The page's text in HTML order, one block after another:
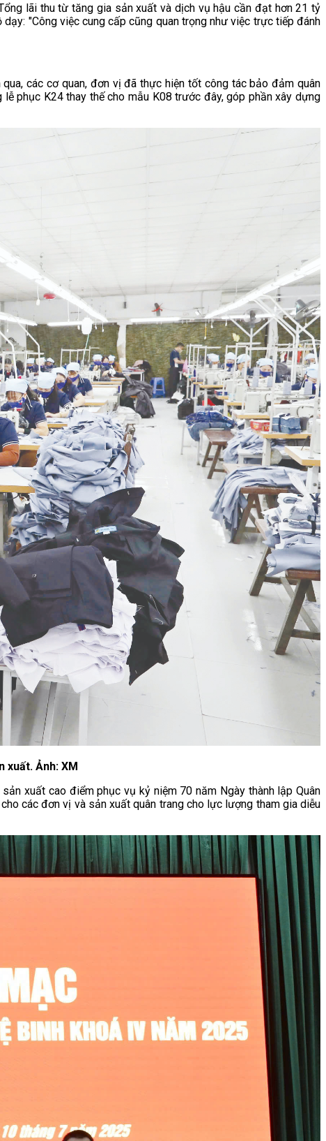
lãi thu từ tăng gia sản xuất và dịch vụ hậu cần đạt hơn 21 tỷ
"Công việc cung cấp cũng quan trọng như việc trực tiếp đánh
các cơ quan, đơn vị đã thực hiện tốt công tác bảo đảm quân
phục K24 thay thế cho mẫu K08 trước đây, góp phần xây dựng
xuất. Ảnh: XM
xuất cao điểm phục vụ kỷ niệm 70 năm Ngày thành lập Quân
các đơn vị và sản xuất quân trang cho lực lượng tham gia diễu